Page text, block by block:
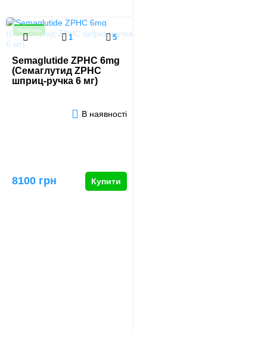
Новинка
1 5
Semaglutide ZPHC 6mg
(Семаглутид ZPHC
шприц-ручка 6 мг)
В наявності
8100 грн Купити